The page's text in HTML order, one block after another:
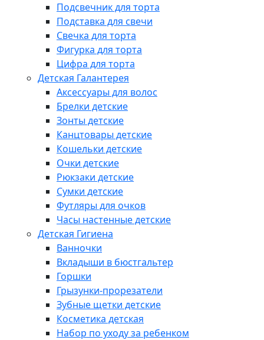
Подсвечник для торта
Подставка для свечи
Свечка для торта
Фигурка для торта
Цифра для торта
Детская Галантерея
Аксессуары для волос
Брелки детские
Зонты детские
Канцтовары детские
Кошельки детские
Очки детские
Рюкзаки детские
Сумки детские
Футляры для очков
Часы настенные детские
Детская Гигиена
Ванночки
Вкладыши в бюстгальтер
Горшки
Грызунки-прорезатели
Зубные щетки детские
Косметика детская
Набор по уходу за ребенком